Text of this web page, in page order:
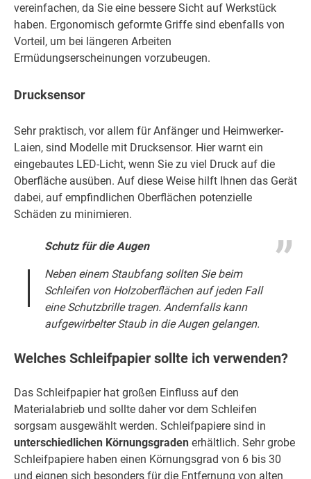
vereinfachen, da Sie eine bessere Sicht auf Werkstück
haben. Ergonomisch geformte Griffe sind ebenfalls von
Vorteil, um bei längeren Arbeiten
Ermüdungserscheinungen vorzubeugen.
Drucksensor
Sehr praktisch, vor allem für Anfänger und Heimwerker-
Laien, sind Modelle mit Drucksensor. Hier warnt ein
eingebautes LED-Licht, wenn Sie zu viel Druck auf die
Oberfläche ausüben. Auf diese Weise hilft Ihnen das Gerät
dabei, auf empfindlichen Oberflächen potenzielle
Schäden zu minimieren.
Schutz für die Augen
Neben einem Staubfang sollten Sie beim
Schleifen von Holzoberflächen auf jeden Fall
eine Schutzbrille tragen. Andernfalls kann
aufgewirbelter Staub in die Augen gelangen.
Welches Schleifpapier sollte ich verwenden?
Das Schleifpapier hat großen Einfluss auf den
Materialabrieb und sollte daher vor dem Schleifen
sorgsam ausgewählt werden. Schleifpapiere sind in
unterschiedlichen Körnungsgraden erhältlich. Sehr grobe
Schleifpapiere haben einen Körnungsgrad von 6 bis 30
und eignen sich besonders für die Entfernung von alten